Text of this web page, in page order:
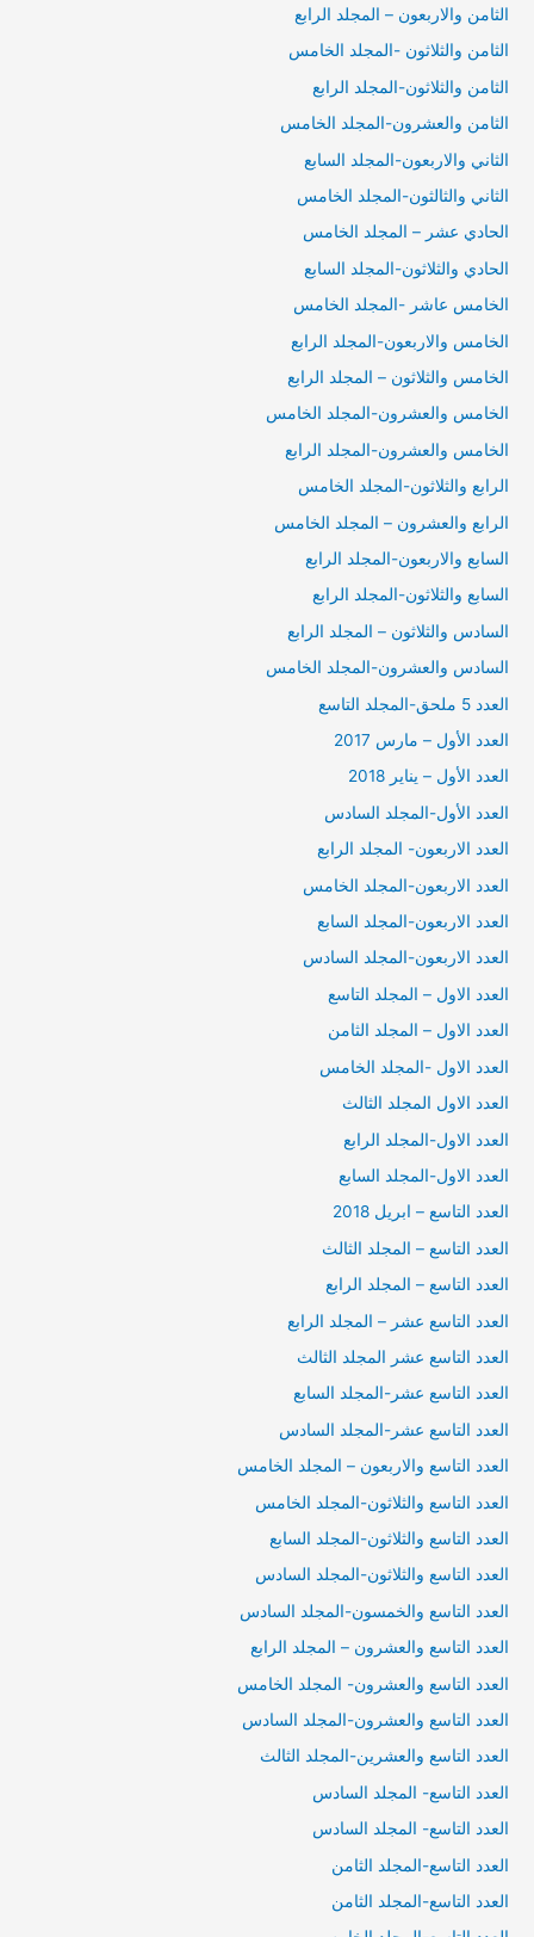
الثامن والاربعون – المجلد الرابع
الثامن والثلاثون -المجلد الخامس
الثامن والثلاثون-المجلد الرابع
الثامن والعشرون-المجلد الخامس
الثاني والاربعون-المجلد السابع
الثاني والثالثون-المجلد الخامس
الحادي عشر – المجلد الخامس
الحادي والثلاثون-المجلد السابع
الخامس عاشر -المجلد الخامس
الخامس والاربعون-المجلد الرابع
الخامس والثلاثون – المجلد الرابع
الخامس والعشرون-المجلد الخامس
الخامس والعشرون-المجلد الرابع
الرابع والثلاثون-المجلد الخامس
الرابع والعشرون – المجلد الخامس
السابع والاربعون-المجلد الرابع
السابع والثلاثون-المجلد الرابع
السادس والثلاثون – المجلد الرابع
السادس والعشرون-المجلد الخامس
العدد 5 ملحق-المجلد التاسع
العدد الأول – مارس 2017
العدد الأول – يناير 2018
العدد الأول-المجلد السادس
العدد الاربعون- المجلد الرابع
العدد الاربعون-المجلد الخامس
العدد الاربعون-المجلد السابع
العدد الاربعون-المجلد السادس
العدد الاول – المجلد التاسع
العدد الاول – المجلد الثامن
العدد الاول -المجلد الخامس
العدد الاول المجلد الثالث
العدد الاول-المجلد الرابع
العدد الاول-المجلد السابع
العدد التاسع – ابريل 2018
العدد التاسع – المجلد الثالث
العدد التاسع – المجلد الرابع
العدد التاسع عشر – المجلد الرابع
العدد التاسع عشر المجلد الثالث
العدد التاسع عشر-المجلد السابع
العدد التاسع عشر-المجلد السادس
العدد التاسع والاربعون – المجلد الخامس
العدد التاسع والثلاثون-المجلد الخامس
العدد التاسع والثلاثون-المجلد السابع
العدد التاسع والثلاثون-المجلد السادس
العدد التاسع والخمسون-المجلد السادس
العدد التاسع والعشرون – المجلد الرابع
العدد التاسع والعشرون- المجلد الخامس
العدد التاسع والعشرون-المجلد السادس
العدد التاسع والعشرين-المجلد الثالث
العدد التاسع- المجلد السادس
العدد التاسع- المجلد السادس
العدد التاسع-المجلد الثامن
العدد التاسع-المجلد الثامن